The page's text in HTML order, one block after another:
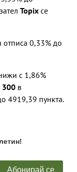
Topix се
отписа 0,33% до
с 1,86%
300 в
4919,39 пункта.